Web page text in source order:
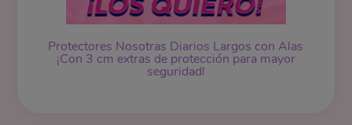
Protectores Nosotras Diarios Largos con Alas
¡Con 3 cm extras de protección para mayor
seguridad!